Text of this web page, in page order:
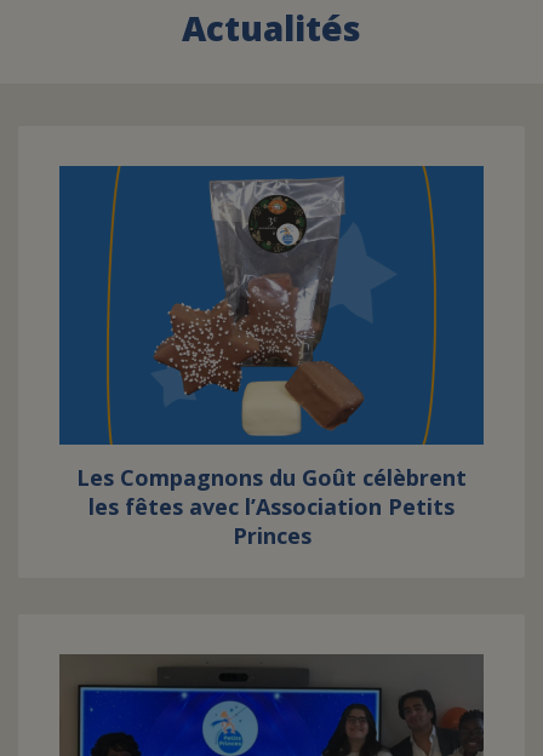
ESPACE PRESSE
JE DEVIENS
BÉNÉVOLE
Actualités
Les Compagnons du Goût célèbrent
les fêtes avec l’Association Petits
Princes